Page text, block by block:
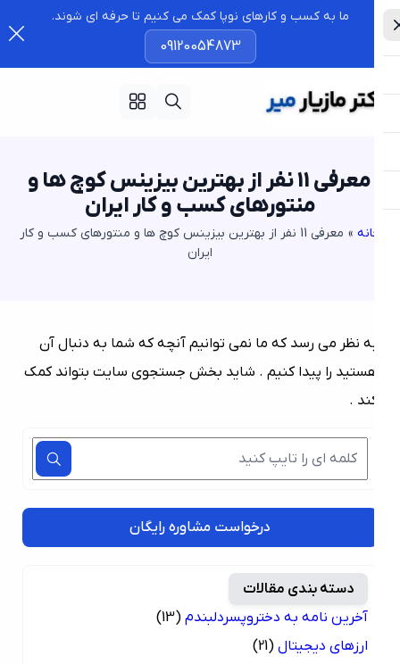
ما به کسب و کارهای نوپا کمک می کنیم تا حرفه ای شوند.
09120054873
معرفی 11 نفر از بهترین بیزینس کوچ‌ ها و
منتورهای کسب‌ و کار ایران
»
معرفی 11 نفر از بهترین بیزینس کوچ‌ ها و منتورهای کسب‌ و کار
نظر می رسد که ما نمی توانیم آنچه که شما به دنبال آن
را پیدا کنیم . شاید بخش جستجوی سایت بتواند کمک
درخواست مشاوره رایگان
دسته بندی مقالات
آخرین نامه به دختروپسردلبندم (13)
ارزهای دیجیتال (21)